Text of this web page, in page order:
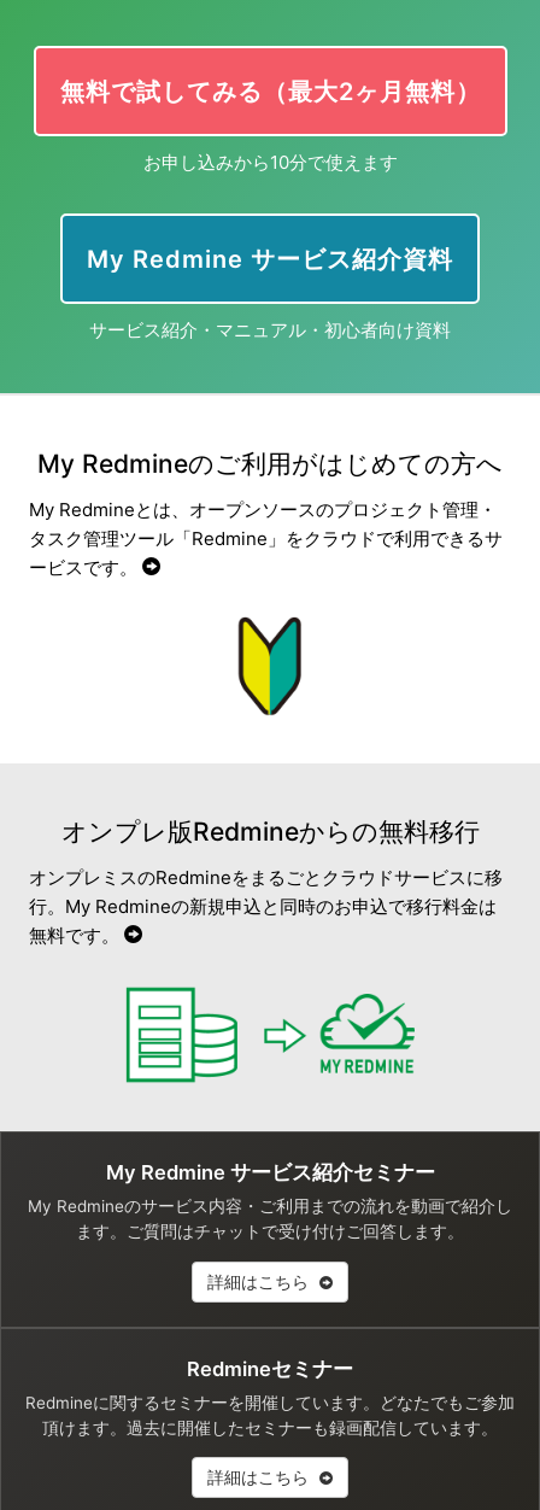
無料で試してみる（最大2ヶ月無料）
お申し込みから10分で使えます
My Redmine サービス紹介資料
サービス紹介・マニュアル・初心者向け資料
My Redmineのご利用がはじめての方へ
My Redmineとは、オープンソースのプロジェクト管理・
タスク管理ツール「Redmine」をクラウドで利用できるサ
ービスです。
オンプレ版Redmineからの無料移行
オンプレミスのRedmineをまるごとクラウドサービスに移
行。My Redmineの新規申込と同時のお申込で移行料金は
無料です。
My Redmine サービス紹介セミナー
My Redmineのサービス内容・ご利用までの流れを動画で紹介し
ます。ご質問はチャットで受け付けご回答します。
詳細はこちら
Redmineセミナー
Redmineに関するセミナーを開催しています。どなたでもご参加
頂けます。過去に開催したセミナーも録画配信しています。
詳細はこちら